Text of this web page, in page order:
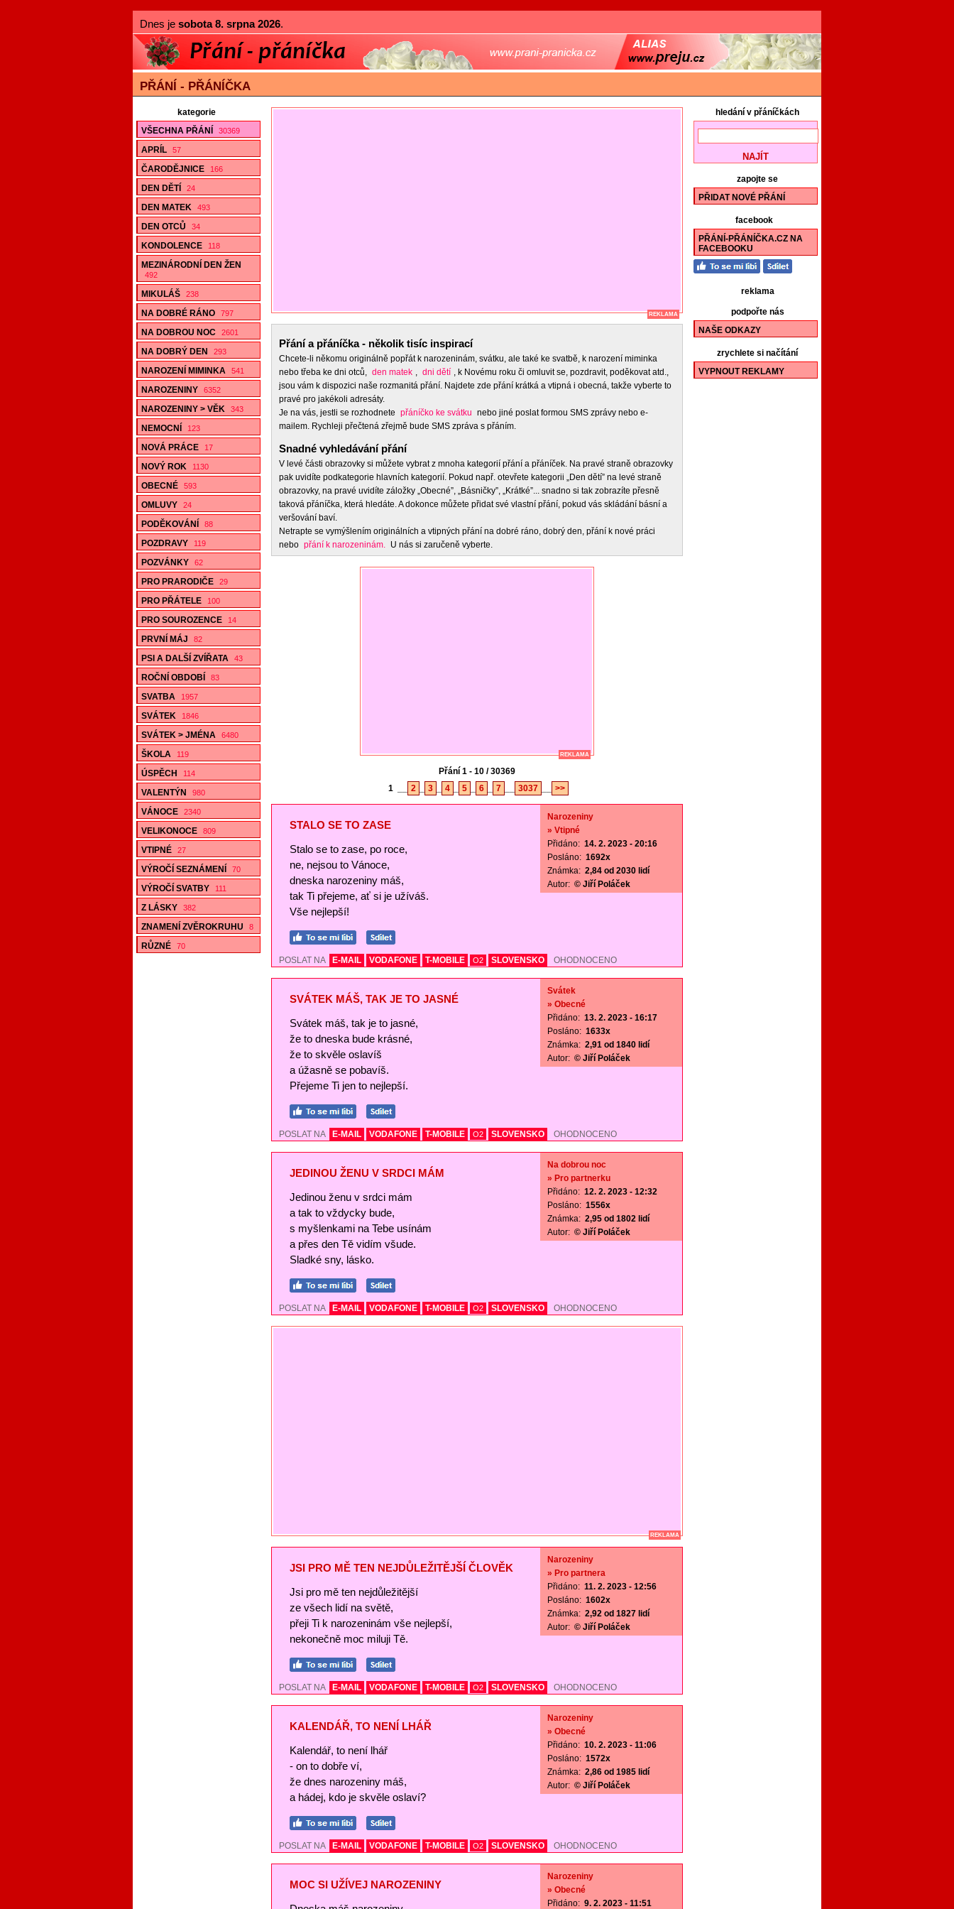
Dnes je sobota 8. srpna 2026.
PŘÁNÍ - PŘÁNÍČKA
kategorie
VŠECHNA PŘÁNÍ
30369
APRÍL 57
ČARODĚJNICE 166
DEN DĚTÍ 24
DEN MATEK 493
DEN OTCŮ 34
KONDOLENCE 118
MEZINÁRODNÍ DEN ŽEN
492
MIKULÁŠ 238
NA DOBRÉ RÁNO 797
NA DOBROU NOC 2601
NA DOBRÝ DEN 293
NAROZENÍ MIMINKA 541
NAROZENINY 6352
NAROZENINY > VĚK 343
NEMOCNÍ 123
NOVÁ PRÁCE 17
NOVÝ ROK 1130
OBECNÉ 593
OMLUVY 24
PODĚKOVÁNÍ 88
POZDRAVY 119
POZVÁNKY 62
PRO PRARODIČE 29
PRO PŘÁTELE 100
PRO SOUROZENCE 14
PRVNÍ MÁJ 82
PSI A DALŠÍ ZVÍŘATA 43
ROČNÍ OBDOBÍ 83
SVATBA 1957
SVÁTEK 1846
SVÁTEK > JMÉNA 6480
ŠKOLA 119
ÚSPĚCH 114
VALENTÝN 980
VÁNOCE 2340
VELIKONOCE 809
VTIPNÉ 27
VÝROČÍ SEZNÁMENÍ 70
VÝROČÍ SVATBY 111
Z LÁSKY 382
ZNAMENÍ ZVĚROKRUHU 8
RŮZNÉ 70
REKLAMA
Přání a přáníčka - několik tisíc inspirací
Chcete-li někomu originálně popřát k narozeninám, svátku, ale také ke svatbě, k narození miminka
nebo třeba ke dni otců, den matek , dni dětí , k Novému roku či omluvit se, pozdravit, poděkovat atd.,
jsou vám k dispozici naše rozmanitá přání. Najdete zde přání krátká a vtipná i obecná, takže vyberte to
pravé pro jakékoli adresáty.
Je na vás, jestli se rozhodnete přáníčko ke svátku nebo jiné poslat formou SMS zprávy nebo e-
mailem. Rychleji přečtená zřejmě bude SMS zpráva s přáním.
Snadné vyhledávání přání
V levé části obrazovky si můžete vybrat z mnoha kategorií přání a přáníček. Na pravé straně obrazovky
pak uvidíte podkategorie hlavních kategorií. Pokud např. otevřete kategorii „Den dětí” na levé straně
obrazovky, na pravé uvidíte záložky „Obecné”, „Básničky”, „Krátké”... snadno si tak zobrazíte přesně
taková přáníčka, která hledáte. A dokonce můžete přidat své vlastní přání, pokud vás skládání básní a
veršování baví.
Netrapte se vymýšlením originálních a vtipných přání na dobré ráno, dobrý den, přání k nové práci
nebo přání k narozeninám. U nás si zaručeně vyberte.
REKLAMA
Přání 1 - 10 / 30369
1
2 3 4 5 6 7 3037 >>
STALO SE TO ZASE
Stalo se to zase, po roce,
ne, nejsou to Vánoce,
dneska narozeniny máš,
tak Ti přejeme, ať si je užíváš.
Vše nejlepší!
Narozeniny
» Vtipné
Přidáno: 14. 2. 2023 - 20:16
Posláno: 1692x
Známka: 2,84 od 2030 lidí
Autor: © Jiří Poláček
POSLAT NA E-MAIL VODAFONE T-MOBILE O2 SLOVENSKO OHODNOCENO
SVÁTEK MÁŠ, TAK JE TO JASNÉ
Svátek máš, tak je to jasné,
že to dneska bude krásné,
že to skvěle oslavíš
a úžasně se pobavíš.
Přejeme Ti jen to nejlepší.
Svátek
» Obecné
Přidáno: 13. 2. 2023 - 16:17
Posláno: 1633x
Známka: 2,91 od 1840 lidí
Autor: © Jiří Poláček
POSLAT NA E-MAIL VODAFONE T-MOBILE O2 SLOVENSKO OHODNOCENO
JEDINOU ŽENU V SRDCI MÁM
Jedinou ženu v srdci mám
a tak to vždycky bude,
s myšlenkami na Tebe usínám
a přes den Tě vidím všude.
Sladké sny, lásko.
Na dobrou noc
» Pro partnerku
Přidáno: 12. 2. 2023 - 12:32
Posláno: 1556x
Známka: 2,95 od 1802 lidí
Autor: © Jiří Poláček
POSLAT NA E-MAIL VODAFONE T-MOBILE O2 SLOVENSKO OHODNOCENO
REKLAMA
JSI PRO MĚ TEN NEJDŮLEŽITĚJŠÍ ČLOVĚK
Jsi pro mě ten nejdůležitější
ze všech lidí na světě,
přeji Ti k narozeninám vše nejlepší,
nekonečně moc miluji Tě.
Narozeniny
» Pro partnera
Přidáno: 11. 2. 2023 - 12:56
Posláno: 1602x
Známka: 2,92 od 1827 lidí
Autor: © Jiří Poláček
POSLAT NA E-MAIL VODAFONE T-MOBILE O2 SLOVENSKO OHODNOCENO
KALENDÁŘ, TO NENÍ LHÁŘ
Kalendář, to není lhář
- on to dobře ví,
že dnes narozeniny máš,
a hádej, kdo je skvěle oslaví?
Narozeniny
» Obecné
Přidáno: 10. 2. 2023 - 11:06
Posláno: 1572x
Známka: 2,86 od 1985 lidí
Autor: © Jiří Poláček
POSLAT NA E-MAIL VODAFONE T-MOBILE O2 SLOVENSKO OHODNOCENO
MOC SI UŽÍVEJ NAROZENINY
Narozeniny
» Obecné
Přidáno: 9. 2. 2023 - 11:51
hledání v přáníčkách
zapojte se
PŘIDAT NOVÉ PŘÁNÍ
facebook
PŘÁNÍ-PŘÁNÍČKA.CZ NA
FACEBOOKU
reklama
podpořte nás
NAŠE ODKAZY
zrychlete si načítání
VYPNOUT REKLAMY